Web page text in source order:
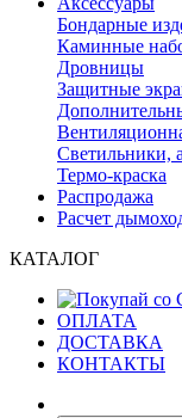
Бондарные
Каминные
Дровницы
Защитные
Светильники,
Термо-краска
Распродажа
Расчет
КАТАЛОГ
ОПЛАТА
ДОСТАВКА
КОНТАКТЫ